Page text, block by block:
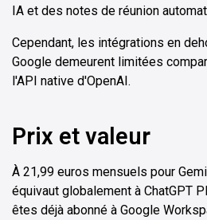
IA et des notes de réunion
Cependant, les intégrations en
Google demeurent limitées
l'API native d'OpenAI.
Prix et valeur
À 21,99 euros mensuels pour
équivaut globalement à ChatGPT
êtes déjà abonné à Google